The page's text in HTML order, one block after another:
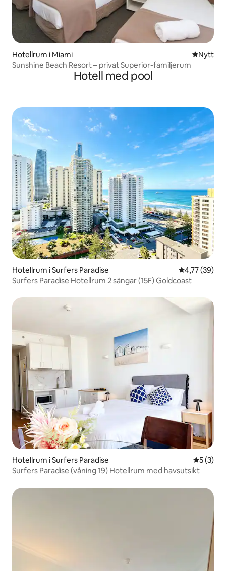
Hotellrum i Miami NyttNytt
Sunshine Beach Resort – privat Superior-familjerum
Hotell med pool
Hotellrum i Surfers Paradise 4,77 av 5 i
4,77 (39)
Surfers Paradise Hotellrum 2 sängar (15F) Goldcoast
Hotellrum i Surfers Paradise 5 av 5 i
5 (3)
Surfers Paradise (våning 19) Hotellrum med havsutsikt